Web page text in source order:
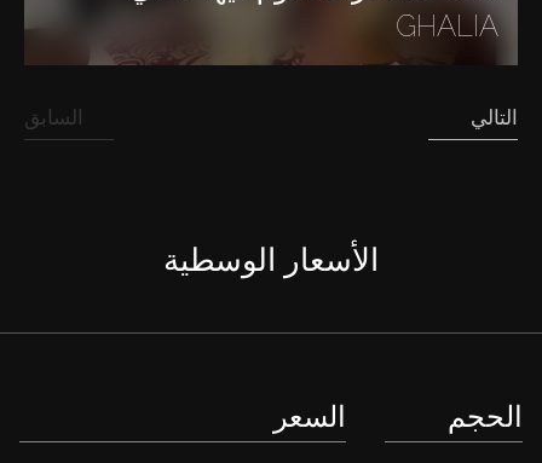
GHALIA
السابق التالي
الأسعار الوسطية
الحجم السعر